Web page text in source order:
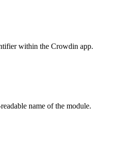
within the Crowdin app.
name of the module.